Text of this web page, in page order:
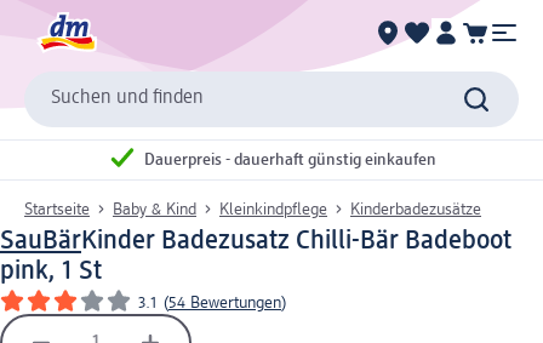
Suchen und finden
Dauerpreis - dauerhaft günstig einkaufen
Startseite Baby & Kind Kleinkindpflege Kinderbadezusätze
SauBärKinder Badezusatz Chilli-Bär Badeboot
pink, 1 St
3.1 (54 Bewertungen)